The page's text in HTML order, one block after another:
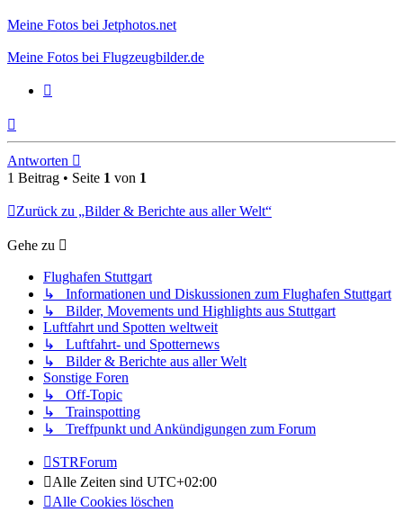
Meine Fotos bei Jetphotos.net
Meine Fotos bei Flugzeugbilder.de
Antworten
1 Beitrag • Seite 1 von 1
Zurück zu „Bilder & Berichte aus aller Welt“
Gehe zu
Flughafen Stuttgart
↳ Informationen und Diskussionen zum Flughafen Stuttgart
↳ Bilder, Movements und Highlights aus Stuttgart
Luftfahrt und Spotten weltweit
↳ Luftfahrt- und Spotternews
↳ Bilder & Berichte aus aller Welt
Sonstige Foren
↳ Off-Topic
↳ Trainspotting
↳ Treffpunkt und Ankündigungen zum Forum
STRForum
Alle Zeiten sind UTC+02:00
Alle Cookies löschen